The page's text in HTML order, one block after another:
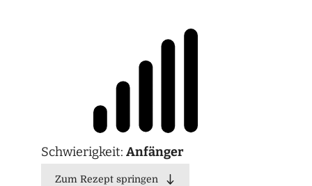
Schwierigkeit: Anfänger
Zum Rezept springen